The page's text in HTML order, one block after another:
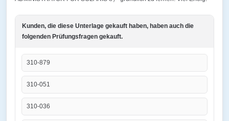
Kunden, die diese Unterlage gekauft haben, haben auch die
folgenden Prüfungsfragen gekauft.
310-879
310-051
310-036